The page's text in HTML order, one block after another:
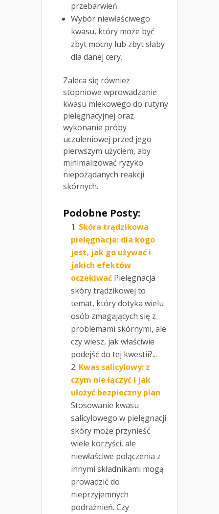
przebarwień.
Wybór niewłaściwego
kwasu, który może być
zbyt mocny lub zbyt słaby
dla danej cery.
Zaleca się również
stopniowe wprowadzanie
kwasu mlekowego do rutyny
pielęgnacyjnej oraz
wykonanie próby
uczuleniowej przed jego
pierwszym użyciem, aby
minimalizować ryzyko
niepożądanych reakcji
skórnych.
Podobne Posty:
Skóra trądzikowa
pielęgnacja: dla kogo
jest, jak go używać i
jakich efektów
oczekiwać Pielęgnacja
skóry trądzikowej to
temat, który dotyka wielu
osób zmagających się z
problemami skórnymi, ale
czy wiesz, jak właściwie
podejść do tej kwestii?...
Kwas salicylowy: z
czym nie łączyć i jak
ułożyć bezpieczny plan
Stosowanie kwasu
salicylowego w pielęgnacji
skóry może przynieść
wiele korzyści, ale
niewłaściwe połączenia z
innymi składnikami mogą
prowadzić do
nieprzyjemnych
podrażnień. Czy